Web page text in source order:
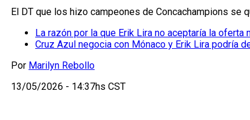
El DT que los hizo campeones de Concachampions se
La razón por la que Erik Lira no aceptaría la oferta
Cruz Azul negocia con Mónaco y Erik Lira podría
Por Marilyn Rebollo
13/05/2026 - 14:37hs CST